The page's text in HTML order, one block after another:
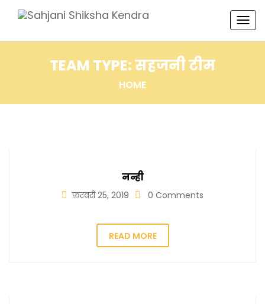
TEAM TYPE:सहजनी टीम
HOME
नन्ही
फ़रवरी 25, 2019 0 Comments
READ MORE